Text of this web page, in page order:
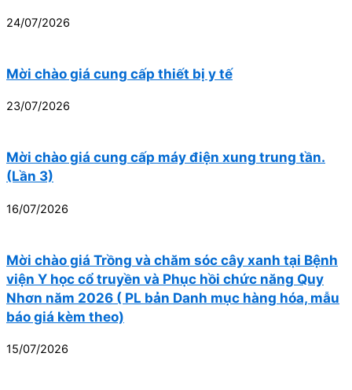
24/07/2026
Mời chào giá cung cấp thiết bị y tế
23/07/2026
Mời chào giá cung cấp máy điện xung trung tần.
(Lần 3)
16/07/2026
Mời chào giá Trồng và chăm sóc cây xanh tại Bệnh
viện Y học cổ truyền và Phục hồi chức năng Quy
Nhơn năm 2026 ( PL bản Danh mục hàng hóa, mẫu
báo giá kèm theo)
15/07/2026